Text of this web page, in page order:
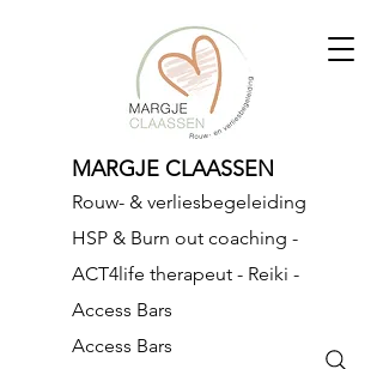
​MARGJE CLAASSEN
Rouw- & verliesbegeleiding
HSP & Burn out coaching -
ACT4life therapeut - Reiki -
Access Bars
Access Bars